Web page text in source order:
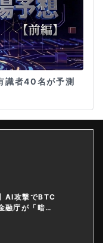
識者40名が予測
AI攻撃でBTC
融庁が「暗号
イン課」新設